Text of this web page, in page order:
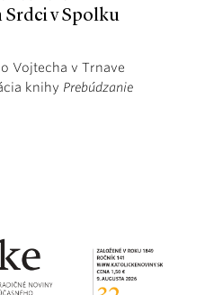
Srdci v Spolku
Vojtecha v Trnave
knihy Prebúdzanie